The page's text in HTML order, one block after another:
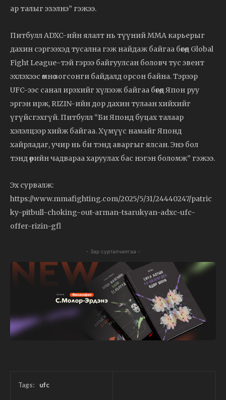
ар талыг эзэлнэ” гэжээ.
Питбулл ADXC-ийн ялалт нь түүний ММА карьерыг
дахин сэргээхэд тусална гэж найдаж байгаа бөгөөд Global
Fight League-тэй гэрээ байгуулсан боловч тус эвент
эхлэхээс өмнө зогсонги байдалд орсон байна. Тэрээр
UFC-ээс санал ирэхийг хүлээж байгаа бөгөөд Япон руу
эргэн ирж, RIZIN-ийн дор дахин тулаан хийхийг
үгүйсгэхгүй. Питбулл “Би Японд буцах талаар
хэлэлцээр хийж байгаа. Хүмүүс намайг Японд
хайрладаг, учир нь би тэнд аваргыг ялсан. Энэ бол
тэнд өөрийн чадвараа харуулах бас нэгэн боломж” гэжээ.
Эх сурвалж:
https://www.mmafighting.com/2025/5/31/24440247/patric
ky-pitbull-choking-out-arman-tsarukyan-adxc-ufc-
offer-rizin-gfl
- Зар сурталчилгаа -
Tags: ufc